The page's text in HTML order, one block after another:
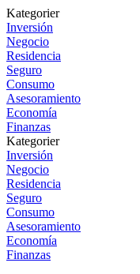
Kategorier
Inversión
Negocio
Residencia
Seguro
Consumo
Asesoramiento
Economía
Finanzas
Kategorier
Inversión
Negocio
Residencia
Seguro
Consumo
Asesoramiento
Economía
Finanzas